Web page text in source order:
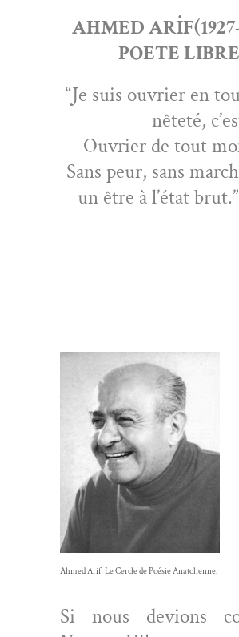
AHMED
POETE LIBRE
“Je suis ouvri­er en
nêteté,
Ouvri­er de tout
Sans peur, sans
un être à l’état
Ahmed Arif, Le Cer­cle de Poésie Anatolienne.
Si nous devions